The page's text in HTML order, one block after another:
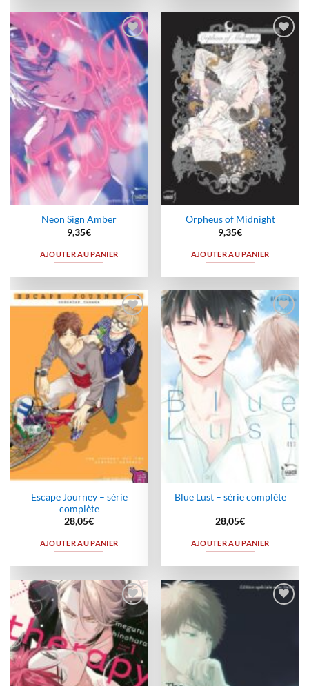
Ajouter
à la
wishlist
Neon Sign Amber
9,35€
AJOUTER AU PANIER
Ajouter
à la
wishlist
Orpheus of Midnight
9,35€
AJOUTER AU PANIER
Ajouter
à la
wishlist
Escape Journey – série
complète
28,05€
AJOUTER AU PANIER
Ajouter
à la
wishlist
Blue Lust – série complète
28,05€
AJOUTER AU PANIER
Ajouter
à la
wishlist